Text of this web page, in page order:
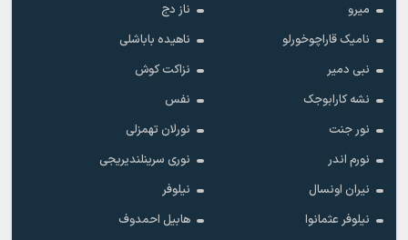
میرو
ناز دج
نامیک قاراچوخورلو
ناهیده باباشلی
نبی دمیر
نزاکت کوش
نشه کارابوجک
نفس
نور جنت
نورلان تهمزلی
نورم اندر
نوری سرینلندیریجی
نیران اونسال
نیلوفر
نیلوفر عثمانوا
هابیل احمدوف